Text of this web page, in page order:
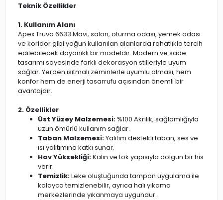
Teknik Özellikler
1. Kullanım Alanı
Apex Truva 6633 Mavi, salon, oturma odası, yemek odası
ve koridor gibi yoğun kullanılan alanlarda rahatlıkla tercih
edilebilecek dayanıklı bir modeldir. Modern ve sade
tasarımı sayesinde farklı dekorasyon stilleriyle uyum
sağlar. Yerden ısıtmalı zeminlerle uyumlu olması, hem
konfor hem de enerji tasarrufu açısından önemli bir
avantajdır.
2. Özellikler
Üst Yüzey Malzemesi: %100 Akrilik, sağlamlığıyla
uzun ömürlü kullanım sağlar.
Taban Malzemesi:Yalıtım destekli taban, ses ve
ısı yalıtımına katkı sunar.
Hav Yüksekliği:Kalın ve tok yapısıyla dolgun bir his
verir.
Temizlik:Leke oluştuğunda tampon uygulama ile
kolayca temizlenebilir, ayrıca halı yıkama
merkezlerinde yıkanmaya uygundur.